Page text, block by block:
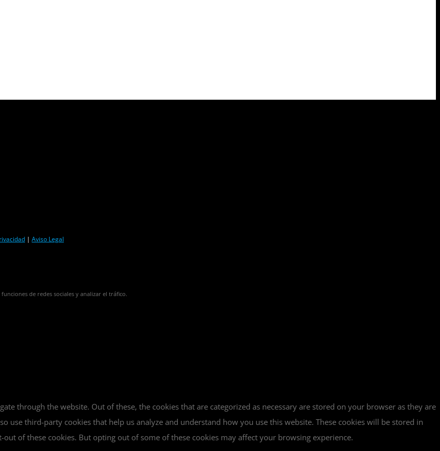
| Aviso Legal
de redes sociales y analizar el tráfico.
through the website. Out of these, the cookies that are categorized as necessary are stored on your browser as they are
use third-party cookies that help us analyze and understand how you use this website. These cookies will be stored in
of these cookies. But opting out of some of these cookies may affect your browsing experience.